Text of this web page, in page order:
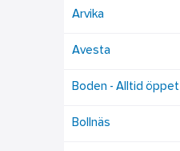
Arvika
Avesta
Boden - Alltid öppet
Bollnäs